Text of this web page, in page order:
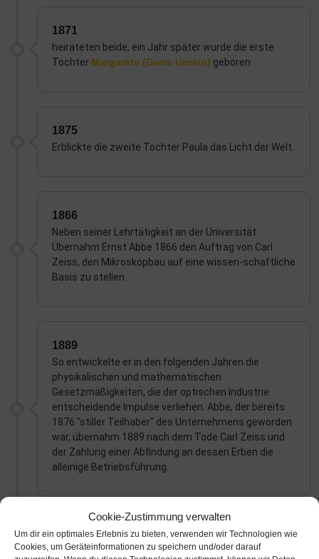
Cookie-Zustimmung verwalten
Um dir ein optimales Erlebnis zu bieten, verwenden wir Technologien wie
Cookies, um Geräteinformationen zu speichern und/oder darauf
1871
heirateten beide, ein Jahr später wurde die erste
Tochter Margarete (Grete Unrein) geboren
1875
Erblickte die zweite Tochter Paula das Licht der Welt.
1866
Neben seiner Lehrtätigkeit an der Universität
Übernahm Ernst Abbe 1866 den Auftrag von Carl
Zeiss, den Mikroskopbau auf eine wissen-schaftliche
Basis zu stellen.
1889
So entwickelte er in den folgenden Jahren die
physikalischen und mathematischen
Gesetzmäßigkeiten, die der optischen Industrie
entscheidende Impulse verliehen. Abbe, der bereits
1876 "stiller Teilhaber" des Unternehmens geworden
war, übernahm 1889 nach dem Tode Carl Zeiss und
der Zahlung einer Abfindung an dessen Erben die
alleinige Betriebsführung.
1901
Um den Bestand des Betriebes sicherzustellen und